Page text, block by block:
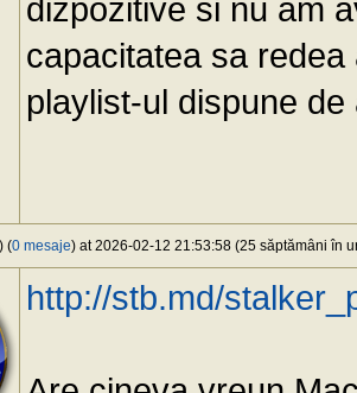
dizpozitive si nu am
capacitatea sa
playlist-ul dispune
(0 mesaje) at 2026-02-12 21:53:58 (25 săptămâni în
http://stb.md/